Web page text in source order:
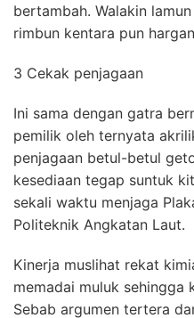
bertambah. Walakin
rimbun kentara pun
3 Cekak penjagaan
Ini sama dengan gatra
pemilik oleh ternyata
penjagaan betul-betul
kesediaan tegap suntuk
sekali waktu menjaga
Politeknik Angkatan Laut.
Kinerja muslihat rekat
memadai muluk sehingga
Sebab argumen tertera